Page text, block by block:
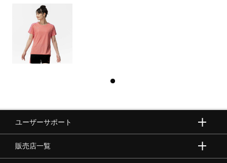
ユーザーサポート
販売店一覧